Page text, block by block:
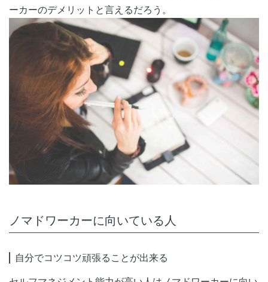
ーカーのデメリットと言えるだろう。
ノマドワーカーに向いている人
自分でコツコツ頑張ることが出来る